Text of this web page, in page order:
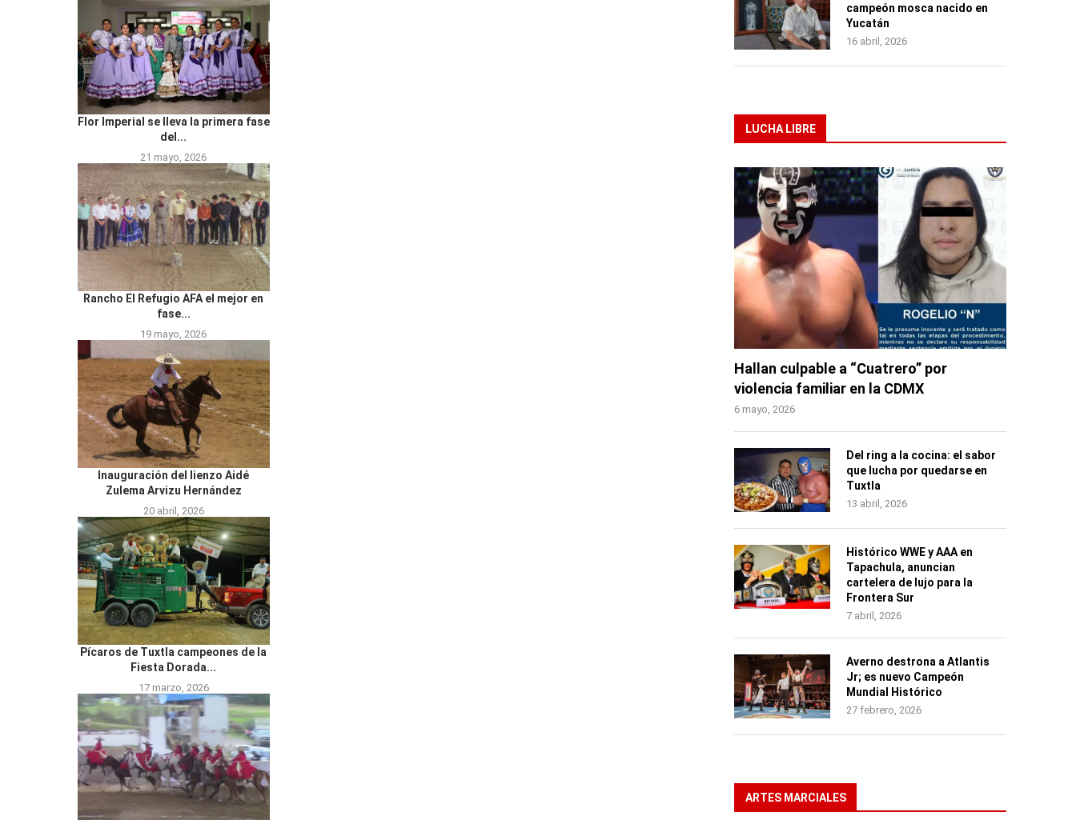
Flor Imperial se lleva la primera fase
del...
21 mayo, 2026
Rancho El Refugio AFA el mejor en
fase...
19 mayo, 2026
Inauguración del lienzo Aidé
Zulema Arvizu Hernández
20 abril, 2026
Pícaros de Tuxtla campeones de la
Fiesta Dorada...
17 marzo, 2026
campeón mosca nacido en
Yucatán
16 abril, 2026
LUCHA LIBRE
Hallan culpable a “Cuatrero” por
violencia familiar en la CDMX
6 mayo, 2026
Del ring a la cocina: el sabor
que lucha por quedarse en
Tuxtla
13 abril, 2026
Histórico WWE y AAA en
Tapachula, anuncian
cartelera de lujo para la
Frontera Sur
7 abril, 2026
Averno destrona a Atlantis
Jr; es nuevo Campeón
Mundial Histórico
27 febrero, 2026
ARTES MARCIALES